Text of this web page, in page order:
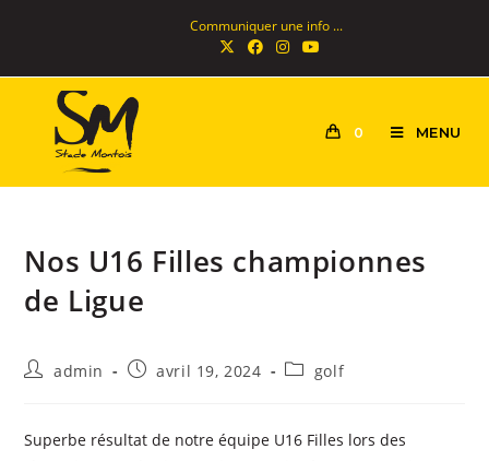
Communiquer une info ...
0 MENU
Nos U16 Filles championnes
de Ligue
admin avril 19, 2024 golf
Superbe résultat de notre équipe U16 Filles lors des